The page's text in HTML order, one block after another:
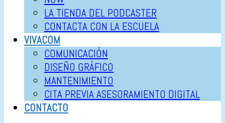
LA TIENDA DEL PODCASTER
CONTACTA CON LA ESCUELA
VIVACOM
COMUNICACIÓN
DISEÑO GRÁFICO
MANTENIMIENTO
CITA PREVIA ASESORAMIENTO DIGITAL
CONTACTO